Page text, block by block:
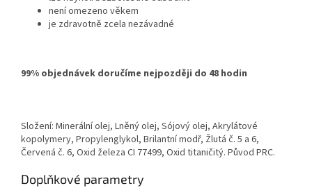
není omezeno věkem
je zdravotně zcela nezávadné
99% objednávek doručíme nejpozději do 48 hodin
Složení: Minerální olej, Lněný olej, Sójový olej, Akrylátové
kopolymery, Propylenglykol, Brilantní modř, Žlutá č. 5 a 6,
Červená č. 6, Oxid železa CI 77499, Oxid titaničitý. Původ PRC.
Doplňkové parametry